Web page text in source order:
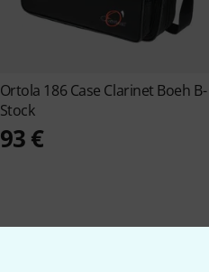
Ortola 186 Case Clarinet Boeh B-
Stock
93 €